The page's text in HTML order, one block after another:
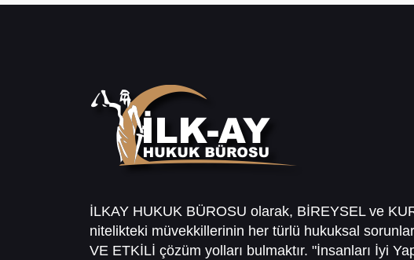
İLKAY HUKUK BÜROSU olarak, BİREYSEL ve
nitelikteki müvekkillerinin her türlü hukuksal
VE ETKİLİ çözüm yolları bulmaktır. "İnsanları İyi